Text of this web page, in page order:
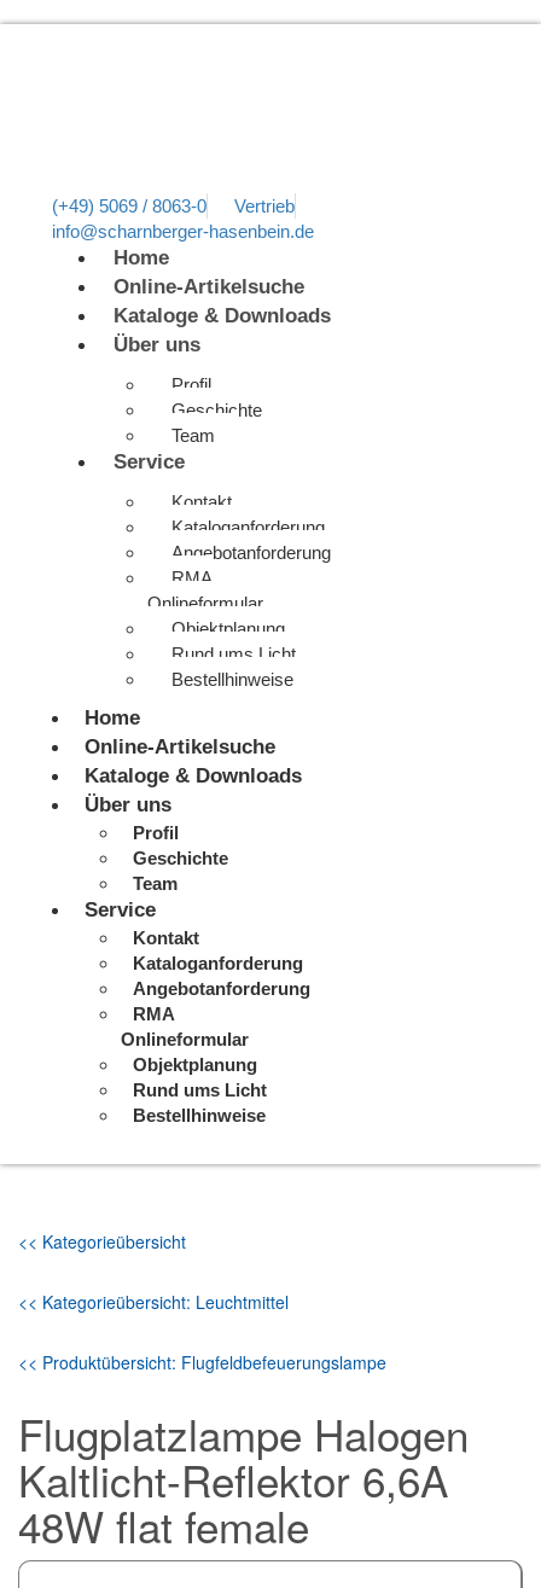
(+49) 5069 / 8063-0
Vertrieb
info@scharnberger-hasenbein.de
Home
Online-Artikelsuche
Kataloge & Downloads
Über uns
Profil
Geschichte
Team
Service
Kontakt
Kataloganforderung
Angebotanforderung
RMA
Onlineformular
Objektplanung
Rund ums Licht
Bestellhinweise
Home
Online-Artikelsuche
Kataloge & Downloads
Über uns
Profil
Geschichte
Team
Service
Kontakt
Kataloganforderung
Angebotanforderung
RMA
Onlineformular
Objektplanung
Rund ums Licht
Bestellhinweise
<< Kategorieübersicht
<< Kategorieübersicht: Leuchtmittel
<< Produktübersicht: Flugfeldbefeuerungslampe
Flugplatzlampe Halogen
Kaltlicht-Reflektor 6,6A
48W flat female